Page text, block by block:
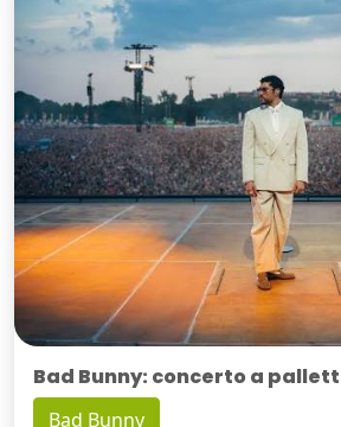
Bad Bunny: concerto a
Bad Bunny